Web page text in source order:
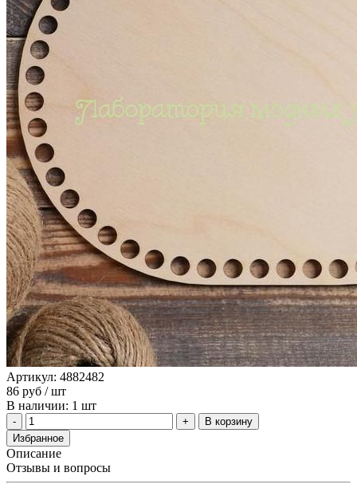
Артикул: 4882482
86 руб / шт
В наличии: 1 шт
В корзину
Избранное
Описание
Отзывы и вопросы